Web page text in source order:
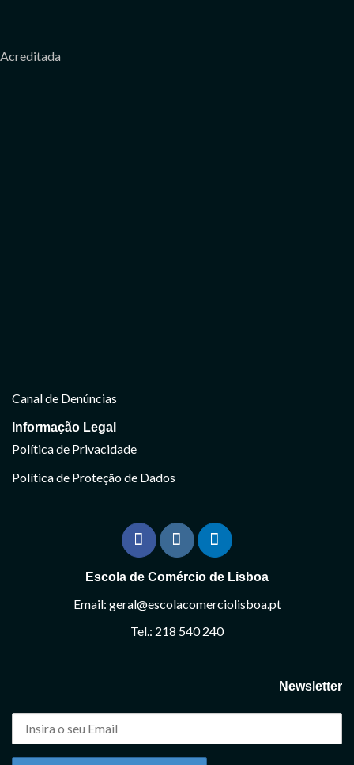
Acreditada
Canal de Denúncias
Informação Legal
Política de Privacidade
Política de Proteção de Dados
Escola de Comércio de Lisboa
Email: geral@escolacomerciolisboa.pt
Tel.: 218 540 240
Newsletter